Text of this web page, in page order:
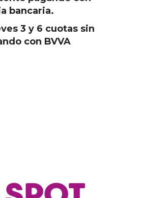
bancaria.
3 y 6 cuotas sin
con BVVA